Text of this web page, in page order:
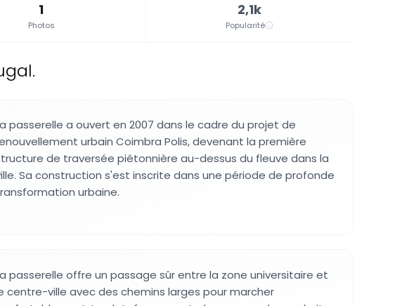
1
Photos
2,1k
Popularité
passerelle a ouvert en 2007 dans le cadre du projet de
urbain Coimbra Polis, devenant la première
de traversée piétonnière au-dessus du fleuve dans la
Sa construction s'est inscrite dans une période de profonde
urbaine.
passerelle offre un passage sûr entre la zone universitaire et
centre-ville avec des chemins larges pour marcher